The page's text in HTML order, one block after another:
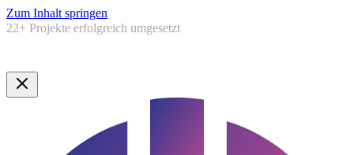
Zum Inhalt springen